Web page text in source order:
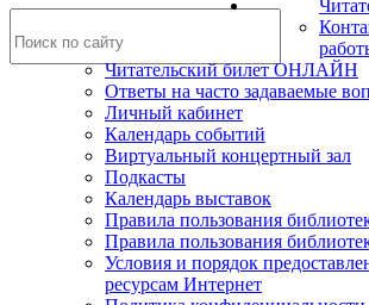
Читательский билет ОНЛАЙН
Ответы на часто задаваемые
Личный кабинет
Календарь событий
Виртуальный концертный зал
Подкасты
Календарь выставок
Правила пользования
Правила пользования
Условия и порядок
ресурсам Интернет